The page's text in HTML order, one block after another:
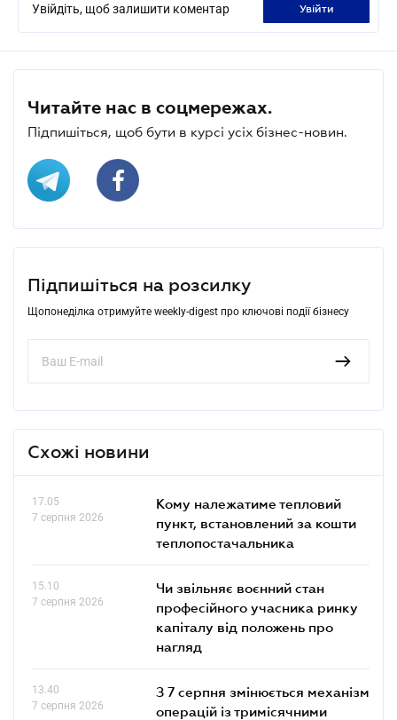
Увійдіть, щоб залишити коментар увійти
Читайте нас в соцмережах.
Підпишіться, щоб бути в курсі усіх бізнес-новин.
Підпишіться на розсилку
Щопонеділка отримуйте weekly-digest про ключові події бізнесу
Схожі новини
17.05
7 серпня 2026
Кому належатиме тепловий
пункт, встановлений за кошти
теплопостачальника
15.10
7 серпня 2026
Чи звільняє воєнний стан
професійного учасника ринку
капіталу від положень про
нагляд
13.40
7 серпня 2026
З 7 серпня змінюється механізм
операцій із тримісячними